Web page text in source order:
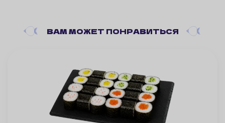
ВАМ МОЖЕТ ПОНРАВИТЬСЯ